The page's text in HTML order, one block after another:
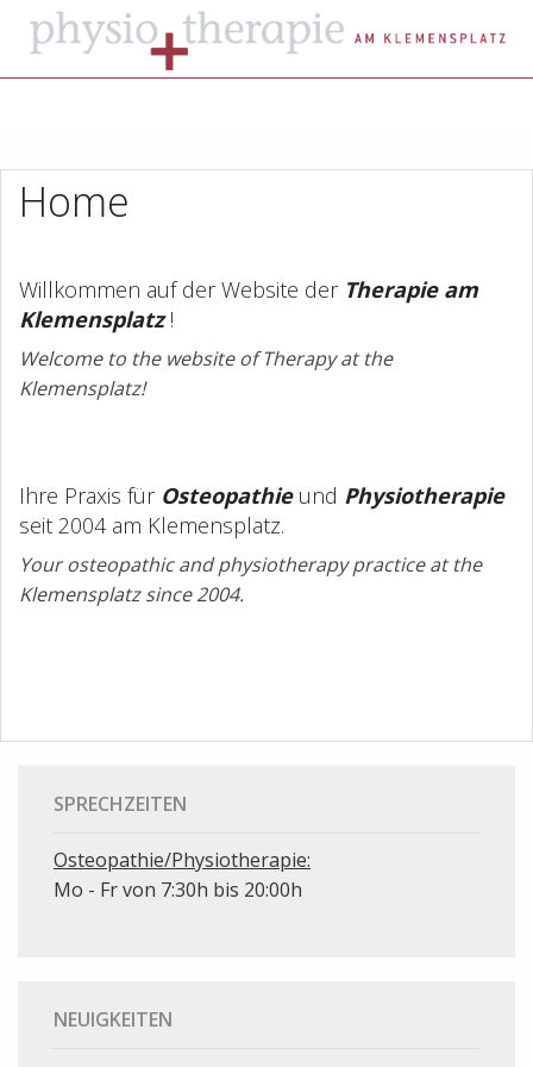
Über uns
Sprechzeiten
Kontakt
Home
Willkommen auf der Website der Therapie am
Klemensplatz!
Welcome to the website of Therapy at the
Klemensplatz!
Ihre Praxis für Osteopathieund Physiotherapie
seit 2004 am Klemensplatz.
Your osteopathic andphysiotherapy practice at the
Klemensplatz since 2004.
SPRECHZEITEN
Osteopathie/Physiotherapie:
Mo - Fr von 7:30h bis 20:00h
NEUIGKEITEN